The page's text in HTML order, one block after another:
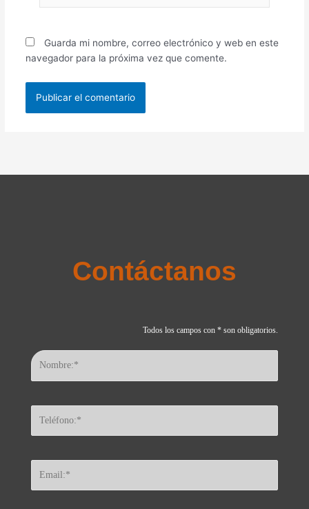
Guarda mi nombre, correo electrónico y web en este
navegador para la próxima vez que comente.
Contáctanos
Todos los campos con * son obligatorios.